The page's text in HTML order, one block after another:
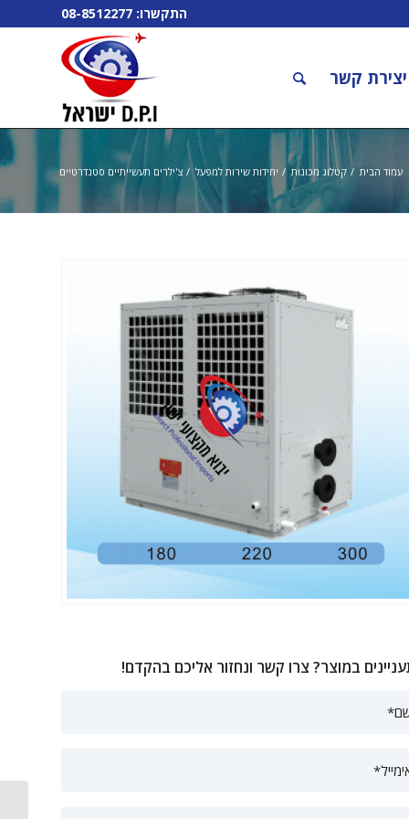
התקשרו: 08-8512277
יצירת קשר
עמוד הבית / קטלוג מכונות / יחידות שירות למפעל / צ'ילרים תעשייתיים סטנדרטיים
במוצר? צרו קשר ונחזור אליכם בהקדם!